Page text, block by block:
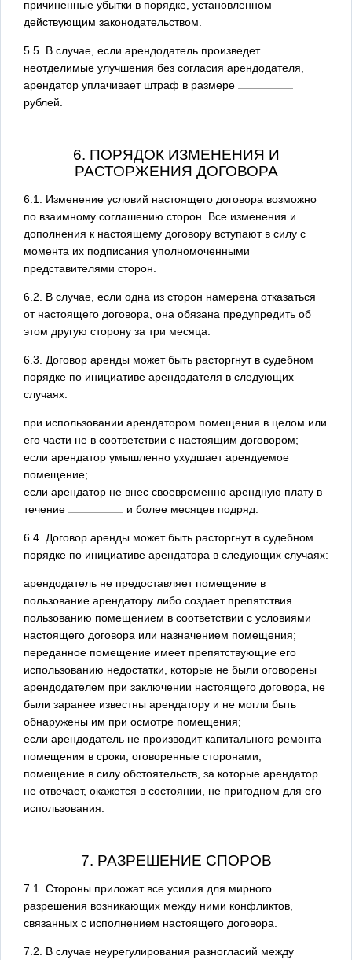
причиненные убытки в порядке, установленном
действующим законодательством.
5.5. В случае, если арендодатель произведет
неотделимые улучшения без согласия арендодателя,
арендатор уплачивает штраф в размере
рублей.
6. ПОРЯДОК ИЗМЕНЕНИЯ И
РАСТОРЖЕНИЯ ДОГОВОРА
6.1. Изменение условий настоящего договора возможно
по взаимному соглашению сторон. Все изменения и
дополнения к настоящему договору вступают в силу с
момента их подписания уполномоченными
представителями сторон.
6.2. В случае, если одна из сторон намерена отказаться
от настоящего договора, она обязана предупредить об
этом другую сторону за три месяца.
6.3. Договор аренды может быть расторгнут в судебном
порядке по инициативе арендодателя в следующих
случаях:
при использовании арендатором помещения в целом или
его части не в соответствии с настоящим договором;
если арендатор умышленно ухудшает арендуемое
помещение;
если арендатор не внес своевременно арендную плату в
течение
и более месяцев подряд.
6.4. Договор аренды может быть расторгнут в судебном
порядке по инициативе арендатора в следующих случаях:
арендодатель не предоставляет помещение в
пользование арендатору либо создает препятствия
пользованию помещением в соответствии с условиями
настоящего договора или назначением помещения;
переданное помещение имеет препятствующие его
использованию недостатки, которые не были оговорены
арендодателем при заключении настоящего договора, не
были заранее известны арендатору и не могли быть
обнаружены им при осмотре помещения;
если арендодатель не производит капитального ремонта
помещения в сроки, оговоренные сторонами;
помещение в силу обстоятельств, за которые арендатор
не отвечает, окажется в состоянии, не пригодном для его
использования.
7. РАЗРЕШЕНИЕ СПОРОВ
7.1. Стороны приложат все усилия для мирного
разрешения возникающих между ними конфликтов,
связанных с исполнением настоящего договора.
7.2. В случае неурегулирования разногласий между